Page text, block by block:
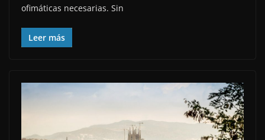
ofimáticas necesarias. Sin
Leer más